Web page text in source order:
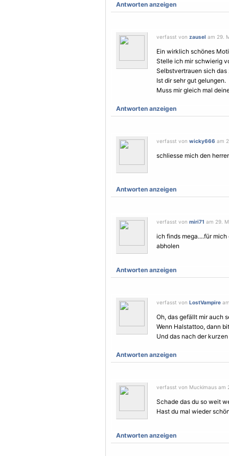
Antworten anzeigen
verfasst von zausel am 29.
Ein wirklich schönes
Stelle ich mir schwierig
Selbstvertrauen sich
Ist dir sehr gut gelungen.
Muss mir gleich mal
Antworten anzeigen
verfasst von wicky666 am
schliesse mich den
Antworten anzeigen
verfasst von miri71 am 29.
ich finds mega....für
abholen
Antworten anzeigen
verfasst von LostVampire
Oh, das gefällt mir auch
Wenn Halstattoo, dann
Und das nach der
Antworten anzeigen
verfasst von Muckimaus am
Schade das du so weit
Hast du mal wieder
Antworten anzeigen